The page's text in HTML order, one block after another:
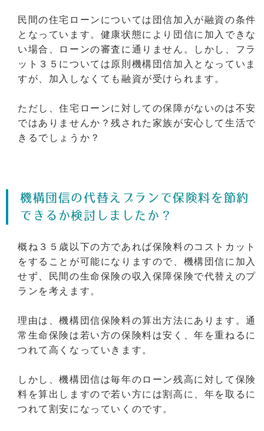
民間の住宅ローンについては団信加入が融資の条件
となっています。健康状態により団信に加入できな
い場合、ローンの審査に通りません。しかし、フラ
ット３５については原則機構団信加入となっていま
すが、加入しなくても融資が受けられます。
ただし、住宅ローンに対しての保障がないのは不安
ではありませんか？残された家族が安心して生活で
きるでしょうか？
機構団信の代替えプランで保険料を節約
できるか検討しましたか？
概ね３５歳以下の方であれば保険料のコストカット
をすることが可能になりますので、機構団信に加入
せず、民間の生命保険の収入保障保険で代替えのプ
ランを考えます。
理由は、機構団信保険料の算出方法にあります。通
常生命保険は若い方の保険料は安く、年を重ねるに
つれて高くなっていきます。
しかし、機構団信は毎年のローン残高に対して保険
料を算出しますので若い方には割高に、年を取るに
つれて割安になっていくのです。